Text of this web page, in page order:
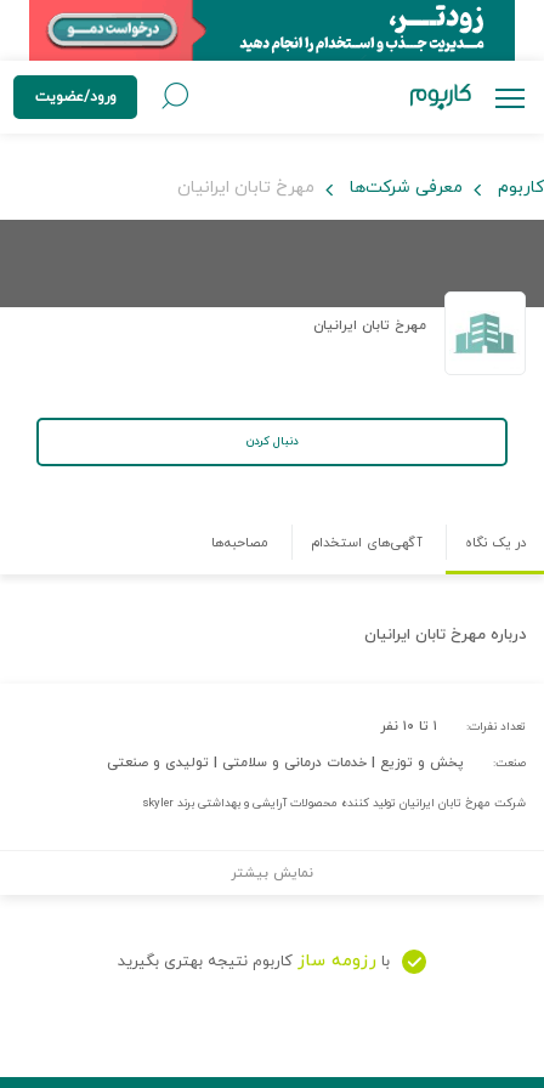
ورود/عضویت
کاربوم معرفی شرکت‌ها مهرخ تابان ایرانیان
مهرخ تابان ایرانیان
دنبال کردن
در یک نگاه آگهی‌های استخدام مصاحبه‌ها
درباره مهرخ تابان ایرانیان
تعداد نفرات: ۱ تا ۱۰ نفر
صنعت: پخش و توزیع | خدمات درمانی و سلامتی | تولیدی و صنعتی
شرکت مهرخ تابان ایرانیان تولید کننده محصولات آرایشی و بهداشتی برند skyler
نمایش بیشتر
با رزومه ساز کاربوم نتیجه بهتری بگیرید